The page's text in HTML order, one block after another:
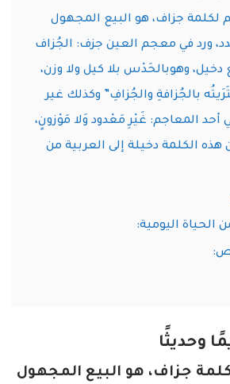
لكلمة جزاف، هو البيع المجهول
ورد في معجم العين جزف: الجُزاف
دخيل، وهوبالحَدْس بلا كيل ولا وزن،
بالجُزافةِ والجُزافِ” وكذلك غير
أحد المعاجم: غَيْرِ مَعْدود وَلا مَوْزونٍ،
هذه الكلمة دخيلة إلى العربية من
الحياة اليومية:
وحديثًا
جزاف، هو البيع المجهول